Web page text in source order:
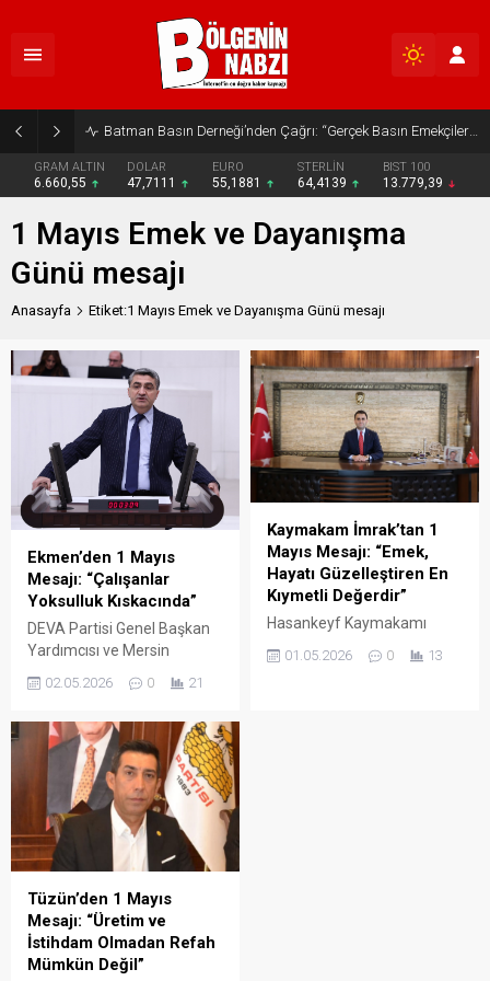
Batman Basın Derneği’nden Çağrı: “Gerçek Basın Emekçileri Desteklenmeli”
GRAM ALTIN
6.660,55
DOLAR
47,7111
EURO
55,1881
STERLİN
64,4139
BIST 100
13.779,39
1 Mayıs Emek ve Dayanışma
Günü mesajı
Anasayfa Etiket:1 Mayıs Emek ve Dayanışma Günü mesajı
Ekmen’den 1 Mayıs
Mesajı: “Çalışanlar
Yoksulluk Kıskacında”
DEVA Partisi Genel Başkan
Yardımcısı ve Mersin
Milletvekili Mehmet Emin
Ekmen, 1 Mayıs Emek ve
yaptığı açıklamada,
Türkiye’deki işçi, memur ve
emeklilerin derin bir
ekonomik belirsizlik ve
şiddetli yoksullukla
mücadele ettiğini vurguladı.
02.05.2026 0 21
Kaymakam İmrak’tan 1
Mayıs Mesajı: “Emek,
Hayatı Güzelleştiren En
Kıymetli Değerdir”
Hasankeyf Kaymakamı
Emek ve Dayanışma Günü
01.05.2026 0 13
Tüzün’den 1 Mayıs
Mesajı: “Üretim ve
İstihdam Olmadan Refah
Mümkün Değil”